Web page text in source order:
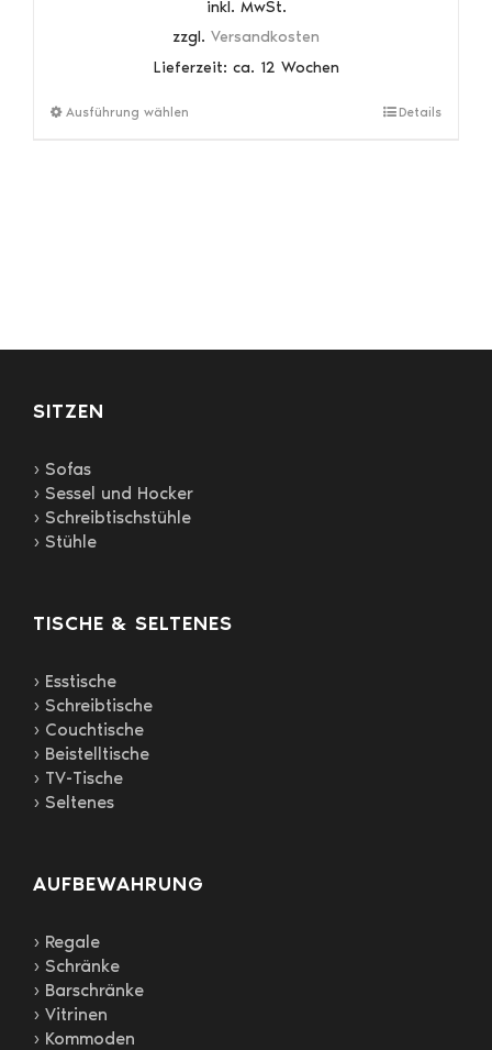
inkl. MwSt.
zzgl. Versandkosten
Lieferzeit: ca. 12 Wochen
Ausführung wählen
der
Details
SITZEN
› Sofas
› Sessel und Hocker
› Schreibtischstühle
› Stühle
TISCHE & SELTENES
› Esstische
› Schreibtische
› Couchtische
› Beistelltische
› TV-Tische
› Seltenes
AUFBEWAHRUNG
› Regale
› Schränke
› Barschränke
› Vitrinen
› Kommoden